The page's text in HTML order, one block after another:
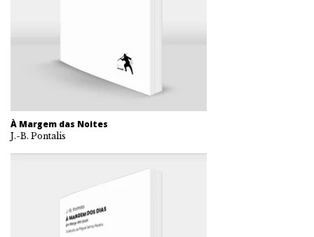
À Margem das Noites
J.-B. Pontalis